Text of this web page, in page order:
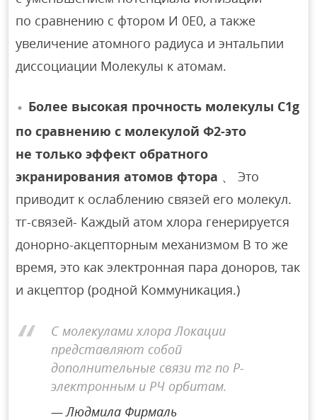
по сравнению с фтором И 0E0, а также
увеличение атомного радиуса и энтальпии
диссоциации Молекулы к атомам.
Более высокая прочность молекулы C1g
по сравнению с молекулой Ф2-это
не только эффект обратного
экранирования атомов фтора 、 Это
приводит к ослаблению связей его молекул.
тг-связей- Каждый атом хлора генерируется
донорно-акцепторным механизмом В то же
время, это как электронная пара доноров, так
и акцептор (родной Коммуникация.)
С молекулами хлора Локации
представляют собой
дополнительные связи тг по Р-
электронным и РЧ орбитам.
Людмила Фирмаль